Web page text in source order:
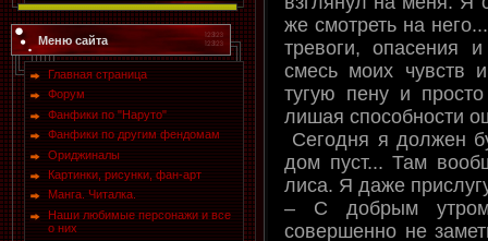
Меню сайта
Главная страница
Форум
Фанфики по "Наруто"
Фанфики по другим фендомам
Ориджиналы
Картинки, рисунки, фан-арт
Манга. Читалка.
Наши любимые персонажи и все
о них
же смотреть на
тревоги, опасения
смесь моих чувств
тугую пену и
лишая способности
Сегодня я должен
дом пуст... Там
лиса. Я даже
– С добрым
совершенно не